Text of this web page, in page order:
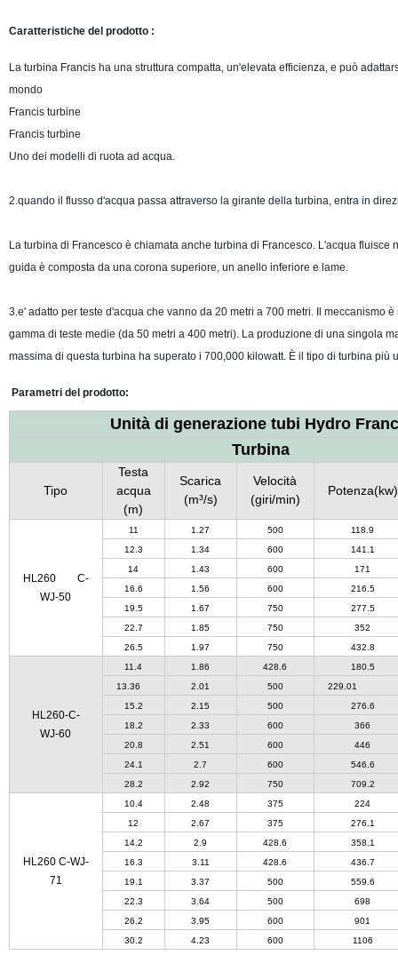
Caratteristiche del prodotto :
La turbina Francis ha una struttura compatta, un'elevata efficienza, e può
mondo
Francis turbine
Francis turbine
Uno dei modelli di ruota ad acqua.
2.quando il flusso d'acqua passa attraverso la girante della turbina, entra in
La turbina di Francesco è chiamata anche turbina di Francesco. L'acqua
guida è composta da una corona superiore, un anello inferiore e lame.
3.e' adatto per teste d'acqua che vanno da 20 metri a 700 metri. Il
gamma di teste medie (da 50 metri a 400 metri). La produzione di una singola
massima di questa turbina ha superato i 700,000 kilowatt. È il tipo di turbina più
Parametri del prodotto:
Unità di generazione tubi Hydro
Turbina
Tipo
Testa
acqua
(m)
Scarica
(m³/s)
Velocità
(giri/min)
Potenza(kw)
HL260 C-
WJ-50
11 1.27 500
118.9
12.3
1.34 600
141.1
14
1.43 600
171
16.6
1.56 600
216.5
19.5
1.67 750
277.5
22.7
1.85 750
352
26.5
1.97 750 432.8
HL260-C-
WJ-60
11.4 1.86 428.6
180.5
13.36
2.01 500
229.01
15.2
2.15 500
276.6
18.2
2.33 600
366
20.8
2.51 600
446
24.1
2.7 600
546.6
28.2
2.92 750 709.2
HL260 C-WJ-
71
10.4 2.48 375
224
12
2.67 375
276.1
14.2
2.9 428.6
358.1
16.3
3.11 428.6
436.7
19.1
3.37 500
559.6
22.3
3.64 500
698
26.2
3.95 600
901
30.2
4.23 600 1106